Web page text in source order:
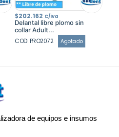
$202.162 C/Iva
Delantal libre plomo sin
collar Adult...
COD: PRO2072 Agotado
de equipos e insumos